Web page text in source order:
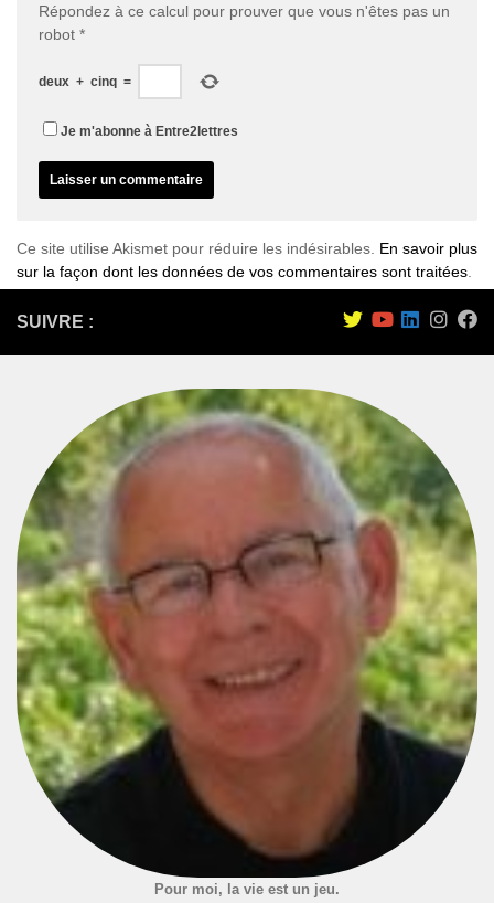
Répondez à ce calcul pour prouver que vous n'êtes pas un
robot *
deux + cinq =
Je m'abonne à Entre2lettres
Ce site utilise Akismet pour réduire les indésirables. En savoir plus
sur la façon dont les données de vos commentaires sont traitées
SUIVRE :
Pour moi, la vie est un jeu.